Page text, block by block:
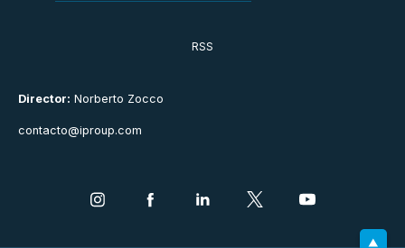
Director: Norberto Zocco
contacto@iproup.com
RSS